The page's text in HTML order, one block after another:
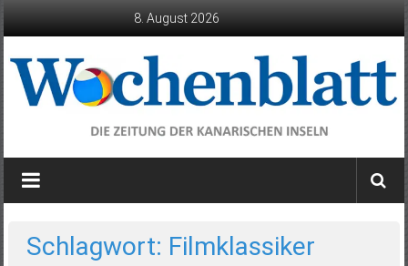
8. August 2026
Wochenblatt
die
Kanarischen
Schlagwort: Filmklassiker